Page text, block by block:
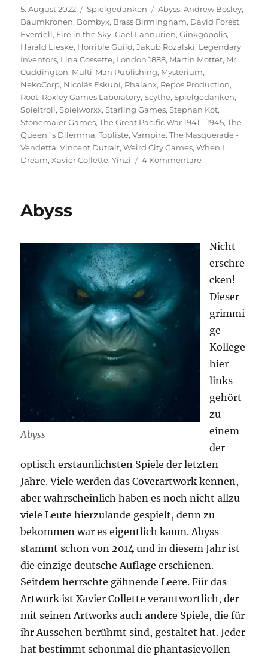
Veröffentlicht
am
5. August 2022 Kategorien
Spielgedanken Schlagwörter
Abyss,Andrew Bosley,
Baumkronen, Bombyx, Brass Birmingham, David Forest,
Everdell, Fire in the Sky,Gaël Lannurien,Ginkgopolis,
Harald Lieske, Horrible Guild,Jakub Rozalski, Legendary
Inventors, Lina Cossette, London 1888, Martin Mottet, Mr.
Cuddington, Multi-Man Publishing, Mysterium,
NekoCorp, Nicolás Eskubi, Phalanx, Repos Production,
Root, Roxley Games Laboratory,Scythe,Spielgedanken,
Spieltroll,Spielworxx,Starling Games,Stephan Kot,
Stonemaier Games,The Great Pacific War 1941 - 1945,The
Queen´s Dilemma,Topliste,Vampire: The Masquerade -
Vendetta,Vincent Dutrait,Weird City Games,When I
Dream,Xavier Collette,Yinzi 4 Kommentarezu
Abyss
Abyss
Nicht
erschre
cken!
Dieser
grimmi
ge
Kollege
hier
links
gehört
zu
einem
der
optisch erstaunlichsten Spiele der letzten
Jahre. Viele werden das Coverartwork kennen,
aber wahrscheinlich haben es noch nicht allzu
viele Leute hierzulande gespielt, denn zu
bekommen war es eigentlich kaum. Abyss
stammt schon von 2014 und in diesem Jahr ist
die einzige deutsche Auflage erschienen.
Seitdem herrschte gähnende Leere. Für das
Artwork ist Xavier Collette verantwortlich, der
mit seinen Artworks auch andere Spiele, die für
ihr Aussehen berühmt sind, gestaltet hat. Jeder
hat bestimmt schonmal die phantasievollen